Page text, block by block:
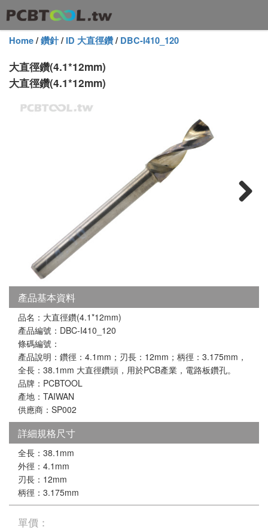
Home/鑽針/ID 大直徑鑽/DBC-I410_120
大直徑鑽(4.1*12mm)
大直徑鑽(4.1*12mm)
產品基本資料
品名：大直徑鑽(4.1*12mm)
產品編號：DBC-I410_120
條碼編號：
產品說明：鑽徑：4.1mm；刃長：12mm；柄徑：3.175mm，
全長：38.1mm 大直徑鑽頭，用於PCB產業，電路板鑽孔。
品牌：PCBTOOL
產地：TAIWAN
供應商：SP002
詳細規格尺寸
全長：38.1mm
外徑：4.1mm
刃長：12mm
柄徑：3.175mm
單價：